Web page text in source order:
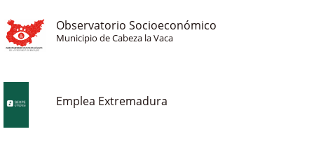
Observatorio Socioeconómico
Municipio de Cabeza la Vaca
Emplea Extremadura